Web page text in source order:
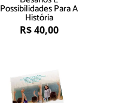
Possibilidades Para A
História
R$40,00